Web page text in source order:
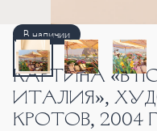
В наличии
КАРТИНА «В
ИТАЛИЯ»,
КРОТОВ, 2004